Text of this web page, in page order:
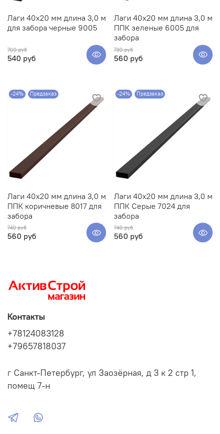
Лаги 40х20 мм длина 3,0 м
для забора черные 9005
700 руб
540 руб
Лаги 40х20 мм длина 3,0 м
ППК зеленые 6005 для
забора
730 руб
560 руб
-24% Предзаказ
Лаги 40х20 мм длина 3,0 м
ППК коричневые 8017 для
забора
740 руб
560 руб
-24% Предзаказ
Лаги 40х20 мм длина 3,0 м
ППК Серые 7024 для
забора
740 руб
560 руб
Контакты
+78124083128
+79657818037
г Санкт-Петербург, ул Заозёрная, д 3 к 2 стр 1,
помещ 7-н